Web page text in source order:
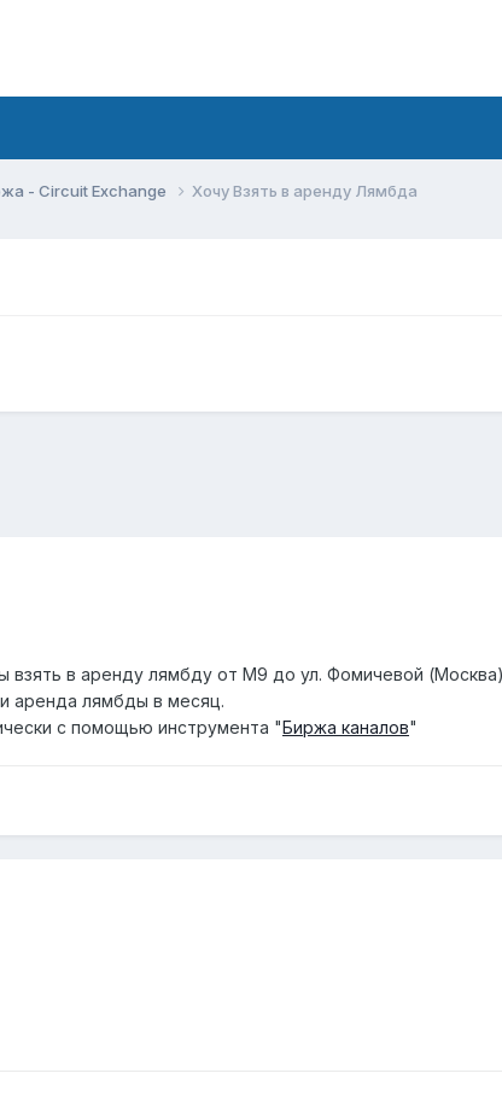
- Circuit Exchange Хочу Взять в аренду Лямбда
взять в аренду лямбду от М9 до ул. Фомичевой
аренда лямбды в месяц.
с помощью инструмента "Биржа каналов"